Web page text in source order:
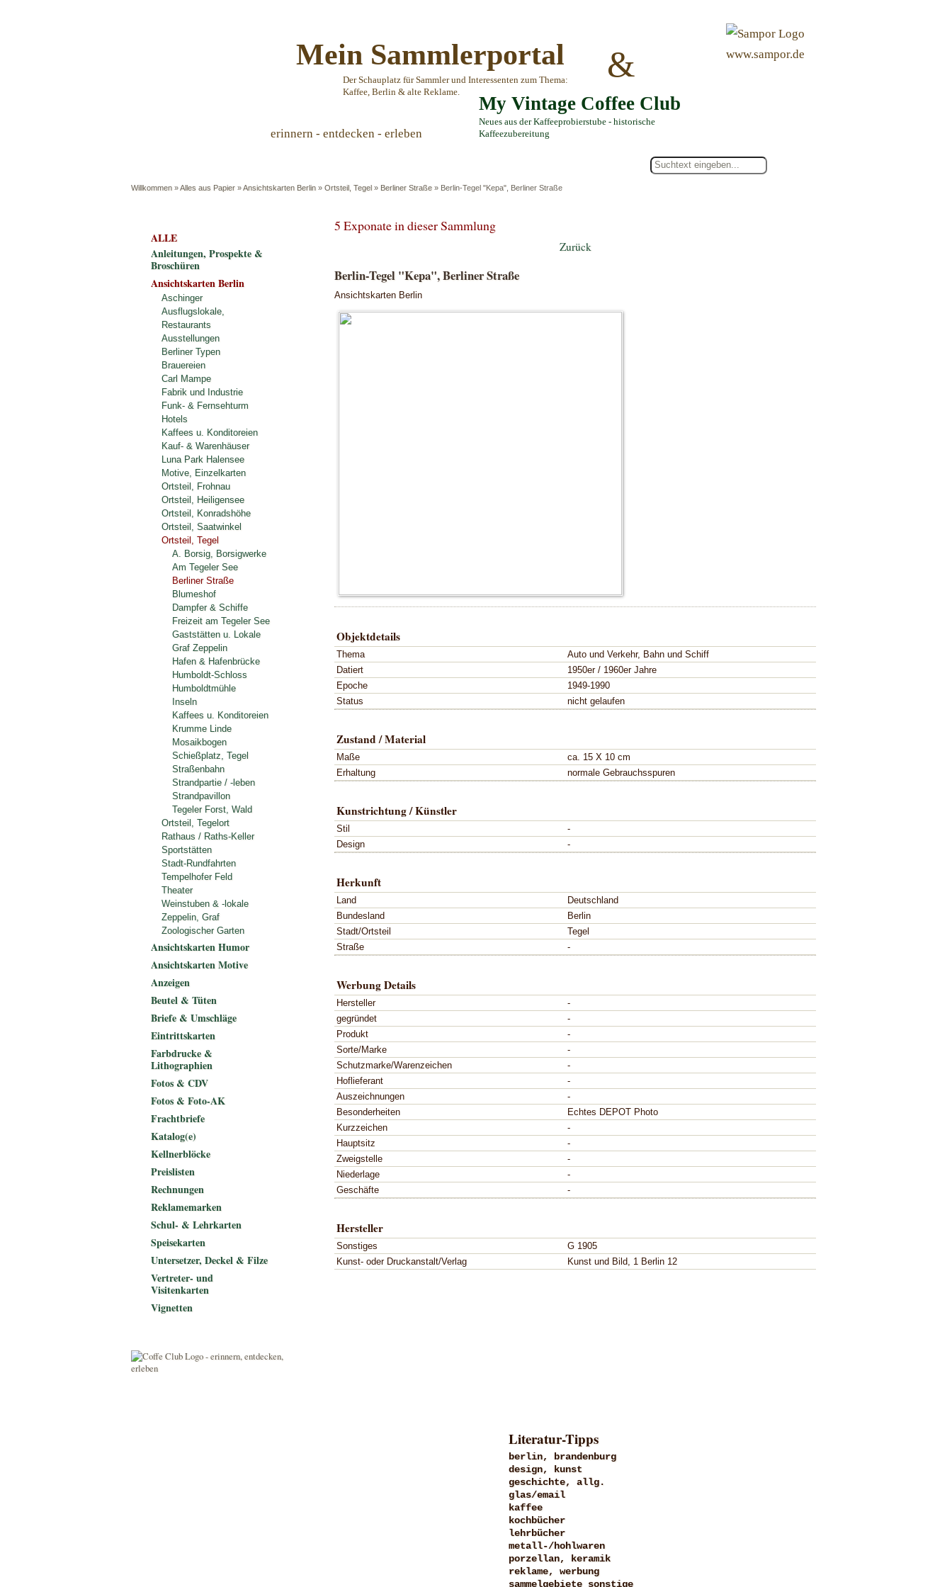
Mein Sammlerportal
Der Schauplatz für Sammler und Interessenten zum Thema:
Kaffee, Berlin & alte Reklame.
&
My Vintage Coffee Club
Neues aus der Kaffeeprobierstube - historische
Kaffeezubereitung
www.sampor.de
erinnern - entdecken - erleben
Willkommen »Alles aus Papier »Ansichtskarten Berlin » Ortsteil, Tegel » Berliner Straße » Berlin-Tegel "Kepa", Berliner Straße
5 Exponate in dieser Sammlung
Zurück
Berlin-Tegel "Kepa", Berliner Straße
Ansichtskarten Berlin
Objektdetails
Thema
Auto und Verkehr, Bahn und Schiff
Datiert
1950er / 1960er Jahre
Epoche
1949-1990
Status
nicht gelaufen
Zustand / Material
Maße
ca. 15 X 10 cm
Erhaltung
normale Gebrauchsspuren
Kunstrichtung / Künstler
Stil
-
Design
-
Herkunft
Land
Deutschland
Bundesland
Berlin
Stadt/Ortsteil
Tegel
Straße
-
Werbung Details
Hersteller
-
gegründet
-
Produkt
-
Sorte/Marke
-
Schutzmarke/Warenzeichen
-
Hoflieferant
-
Auszeichnungen
-
Besonderheiten
Echtes DEPOT Photo
Kurzzeichen
-
Hauptsitz
-
Zweigstelle
-
Niederlage
-
Geschäfte
-
Hersteller
Sonstiges
G 1905
Kunst- oder Druckanstalt/Verlag
Kunst und Bild, 1 Berlin 12
ALLE
Anleitungen, Prospekte &
Broschüren
Ansichtskarten Berlin
Aschinger
Ausflugslokale,
Restaurants
Ausstellungen
Berliner Typen
Brauereien
Carl Mampe
Fabrik und Industrie
Funk- & Fernsehturm
Hotels
Kaffees u. Konditoreien
Kauf- & Warenhäuser
Luna Park Halensee
Motive, Einzelkarten
Ortsteil, Frohnau
Ortsteil, Heiligensee
Ortsteil, Konradshöhe
Ortsteil, Saatwinkel
Ortsteil, Tegel
A. Borsig, Borsigwerke
Am Tegeler See
Berliner Straße
Blumeshof
Dampfer & Schiffe
Freizeit am Tegeler See
Gaststätten u. Lokale
Graf Zeppelin
Hafen & Hafenbrücke
Humboldt-Schloss
Humboldtmühle
Inseln
Kaffees u. Konditoreien
Krumme Linde
Mosaikbogen
Schießplatz, Tegel
Straßenbahn
Strandpartie / -leben
Strandpavillon
Tegeler Forst, Wald
Ortsteil, Tegelort
Rathaus / Raths-Keller
Sportstätten
Stadt-Rundfahrten
Tempelhofer Feld
Theater
Weinstuben & -lokale
Zeppelin, Graf
Zoologischer Garten
Ansichtskarten Humor
Ansichtskarten Motive
Anzeigen
Beutel & Tüten
Briefe & Umschläge
Eintrittskarten
Farbdrucke &
Lithographien
Fotos & CDV
Fotos & Foto-AK
Frachtbriefe
Katalog(e)
Kellnerblöcke
Preislisten
Rechnungen
Reklamemarken
Schul- & Lehrkarten
Speisekarten
Untersetzer, Deckel & Filze
Vertreter- und
Visitenkarten
Vignetten
Literatur-Tipps
berlin, brandenburg
design, kunst
geschichte, allg.
glas/email
kaffee
kochbücher
lehrbücher
metall-/hohlwaren
porzellan, keramik
reklame, werbung
sammelgebiete sonstige